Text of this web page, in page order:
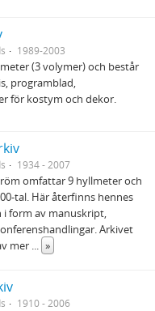
1989-2003
(3 volymer) och består
programblad,
för kostym och dekor.
1934 - 2007
omfattar 9 hyllmeter och
Här återfinns hennes
form av manuskript,
Arkivet
mer ... »
1910 - 2006